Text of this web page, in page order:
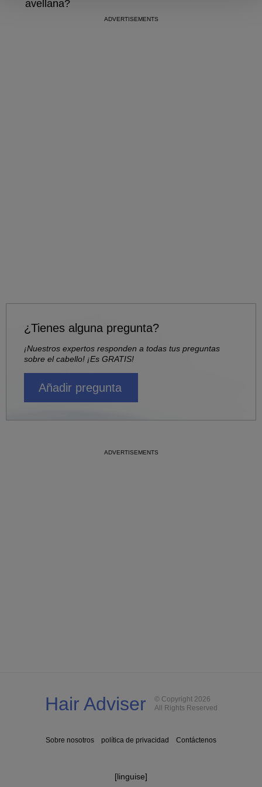
avellana?
¿Tienes alguna pregunta?
¡Nuestros expertos responden a todas tus preguntas
sobre el cabello! ¡Es GRATIS!
Añadir pregunta
Hair Adviser
© Copyright 2026
All Rights Reserved
Sobre nosotros política de privacidad Contáctenos
[linguise]